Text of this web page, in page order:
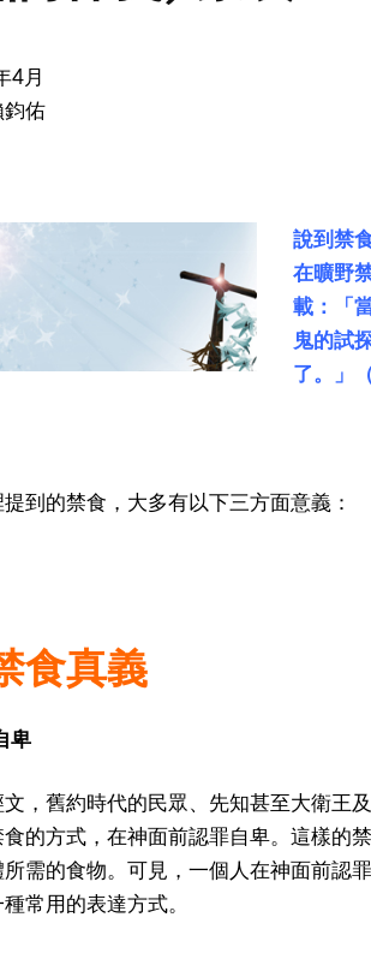
4月
佑
說到禁
在曠野
載：「
鬼的試
了。」
到的禁食，大多有以下三方面意義：
食真義
卑
，舊約時代的民眾、先知甚至大衛王
食的方式，在神面前認罪自卑。這樣的
所需的食物。可見，一個人在神面前認
常用的表達方式。